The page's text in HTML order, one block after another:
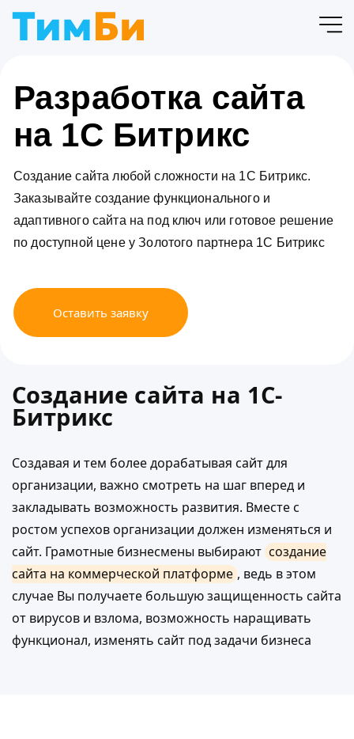
Разработка сайта
на 1С Битрикс
Создание сайта любой сложности на 1С Битрикс.
Заказывайте создание функционального и
адаптивного сайта на под ключ или готовое решение
по доступной цене у Золотого партнера 1С Битрикс
Оставить заявку
Создание сайта на 1С-
Битрикс
Создавая и тем более дорабатывая сайт для
организации, важно смотреть на шаг вперед и
закладывать возможность развития. Вместе с
ростом успехов организации должен изменяться и
сайт. Грамотные бизнесмены выбирают создание
сайта на коммерческой платформе , ведь в этом
случае Вы получаете большую защищенность сайта
от вирусов и взлома, возможность наращивать
функционал, изменять сайт под задачи бизнеса